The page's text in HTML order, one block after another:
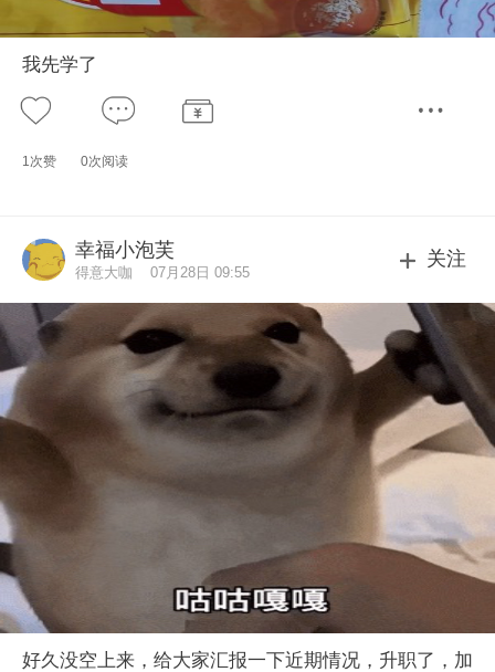
我先学了
1次赞 0次阅读
幸福小泡芙
得意大咖 07月28日 09:55
关注
好久没空上来，给大家汇报一下近期情况，升职了，加